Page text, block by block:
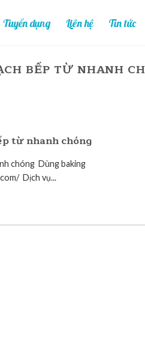
Tuyển dụng Liên hệ Tin tức
BẾP TỪ NHANH
từ nhanh chóng
chóng Dùng baking
Dịch vụ...